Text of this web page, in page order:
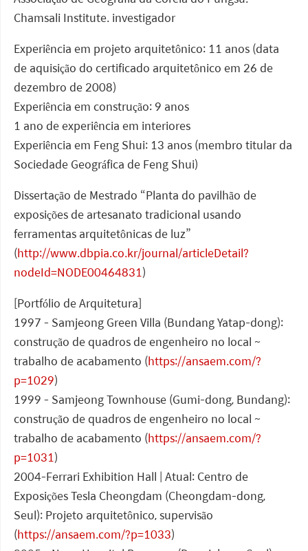
Chamsali Institute. investigador
Experiência em projeto arquitetônico: 11 anos (data
de aquisição do certificado arquitetônico em 26 de
dezembro de 2008)
Experiência em construção: 9 anos
1 ano de experiência em interiores
Experiência em Feng Shui: 13 anos (membro titular da
Sociedade Geográfica de Feng Shui)
Dissertação de Mestrado “Planta do pavilhão de
exposições de artesanato tradicional usando
ferramentas arquitetônicas de luz”
(http://www.dbpia.co.kr/journal/articleDetail?
nodeId=NODE00464831)
[Portfólio de Arquitetura]
1997 - Samjeong Green Villa (Bundang Yatap-dong):
construção de quadros de engenheiro no local ~
trabalho de acabamento (https://ansaem.com/?
p=1029)
1999 - Samjeong Townhouse (Gumi-dong, Bundang):
construção de quadros de engenheiro no local ~
trabalho de acabamento (https://ansaem.com/?
p=1031)
2004-Ferrari Exhibition Hall | Atual: Centro de
Exposições Tesla Cheongdam (Cheongdam-dong,
Seul): Projeto arquitetônico, supervisão
(https://ansaem.com/?p=1033)